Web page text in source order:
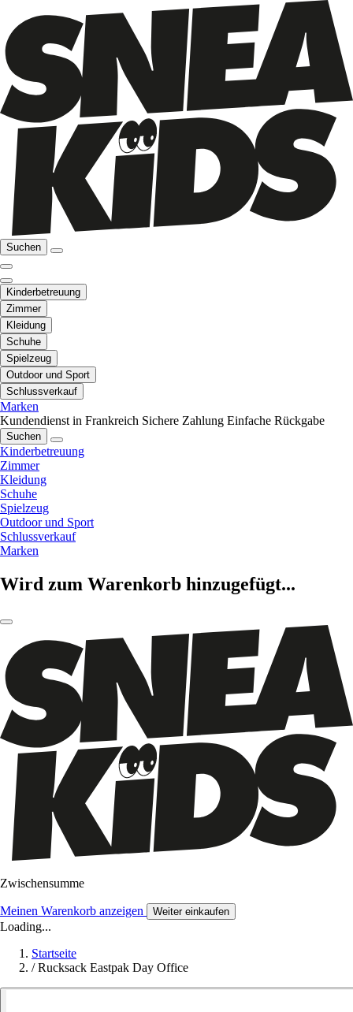
Suchen
Kinderbetreuung
Zimmer
Kleidung
Schuhe
Spielzeug
Outdoor und Sport
Schlussverkauf
Marken
Kundendienst in Frankreich Sichere Zahlung Einfache Rückgabe
Suchen
Kinderbetreuung
Zimmer
Kleidung
Schuhe
Spielzeug
Outdoor und Sport
Schlussverkauf
Marken
Wird zum Warenkorb hinzugefügt...
Zwischensumme
Meinen Warenkorb anzeigen Weiter einkaufen
Loading...
Startseite
/ Rucksack Eastpak Day Office